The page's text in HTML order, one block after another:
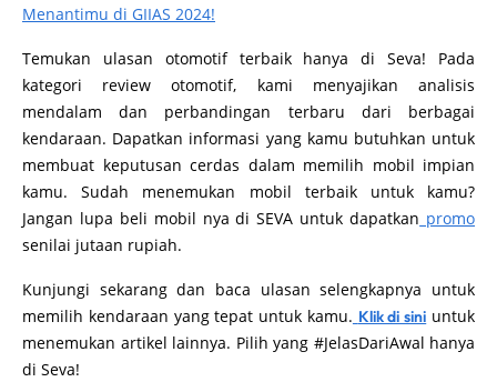
Menantimu di GIIAS 2024!
Temukan ulasan otomotif terbaik hanya di Seva! Pada
kategori review otomotif, kami menyajikan analisis
mendalam dan perbandingan terbaru dari berbagai
kendaraan. Dapatkan informasi yang kamu butuhkan untuk
membuat keputusan cerdas dalam memilih mobil impian
kamu. Sudah menemukan mobil terbaik untuk kamu?
Jangan lupa beli mobil nya di SEVA untuk dapatkan promo
senilai jutaan rupiah.
Kunjungi sekarang dan baca ulasan selengkapnya untuk
memilih kendaraan yang tepat untuk kamu. Klik di sini untuk
menemukan artikel lainnya. Pilih yang #JelasDariAwal hanya
di Seva!